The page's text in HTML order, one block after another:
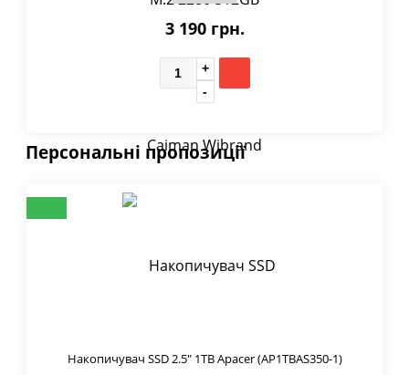
3 190 грн.
Персональні пропозиції
Накопичувач SSD 2.5" 1TB Apacer (AP1TBAS350-1)